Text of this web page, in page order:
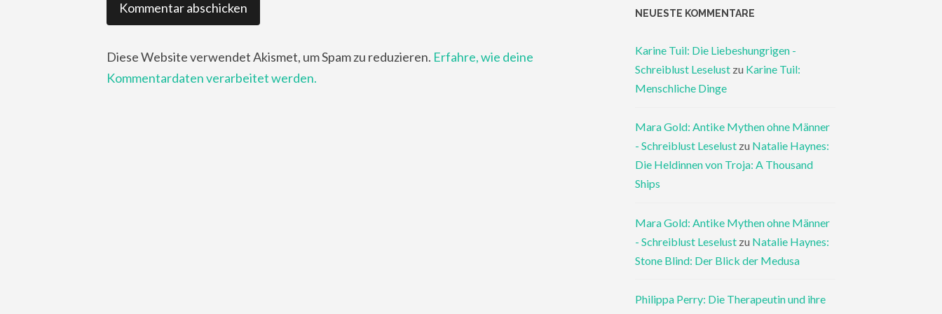
Diese Website verwendet Akismet, um Spam zu reduzieren. Erfahre, wie deine
Kommentardaten verarbeitet werden.
NEUESTE KOMMENTARE
Karine Tuil: Die Liebeshungrigen -
Schreiblust Leselust zu Karine Tuil:
Menschliche Dinge
Mara Gold: Antike Mythen ohne Männer
- Schreiblust Leselust zu Natalie Haynes:
Die Heldinnen von Troja: A Thousand
Ships
Mara Gold: Antike Mythen ohne Männer
- Schreiblust Leselust zu Natalie Haynes:
Stone Blind: Der Blick der Medusa
Philippa Perry: Die Therapeutin und ihre